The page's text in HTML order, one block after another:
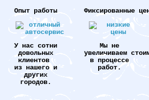
Опыт работы
У нас сотни
довольных
клиентов
из нашего и
других
городов.
Фиксированные
Мы не
увеличиваем
в процессе
работ.